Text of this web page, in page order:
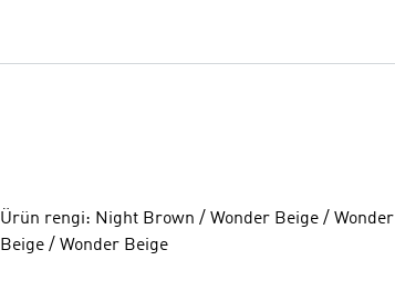
Ürün rengi: Night Brown / Wonder Beige / Wonder
Beige / Wonder Beige